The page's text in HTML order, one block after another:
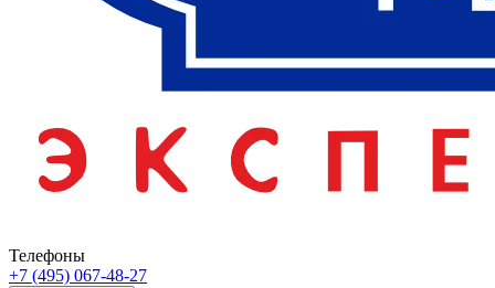
Телефоны
+7 (495) 067-48-27